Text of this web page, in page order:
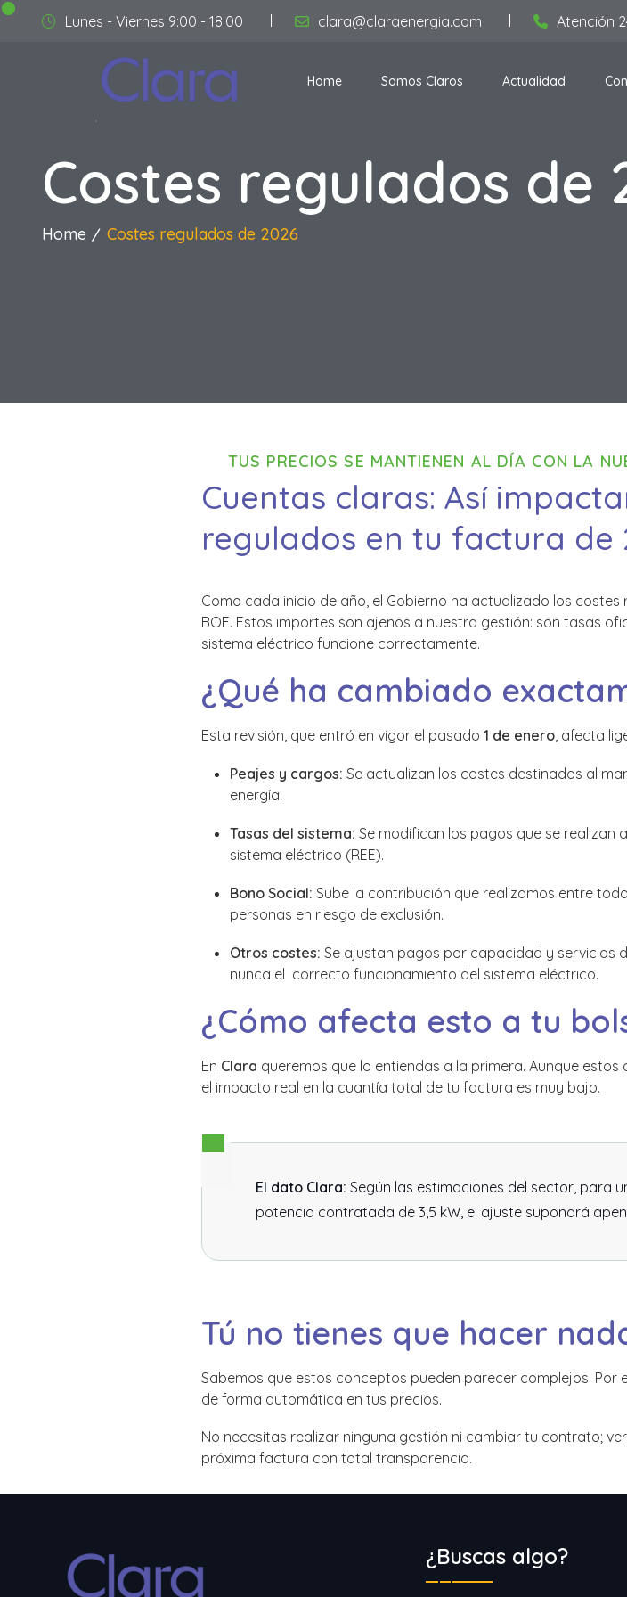
Lunes - Viernes 9:00 - 18:00 clara@claraenergia.com Atención
Home Somos Claros Actualidad
Costes regulados de
Home Costes regulados de 2026
TUS PRECIOS SE MANTIENEN AL DÍA CON LA
Cuentas claras: Así
regulados en tu factura de
Como cada inicio de año, el Gobierno ha actualizado los
BOE. Estos importes son ajenos a nuestra gestión: son tasas
sistema eléctrico funcione correctamente.
¿Qué ha cambiado
Esta revisión, que entró en vigor el pasado 1 de enero, afecta
Peajes y cargos: Se actualizan los costes destinados al
energía.
Tasas del sistema: Se modifican los pagos que se realizan
sistema eléctrico (REE).
Bono Social: Sube la contribución que realizamos entre
personas en riesgo de exclusión.
Otros costes: Se ajustan pagos por capacidad y servicios
nunca el correcto funcionamiento del sistema eléctrico.
¿Cómo afecta esto a tu
En Clara queremos que lo entiendas a la primera. Aunque
el impacto real en la cuantía total de tu factura es muy bajo.
El dato Clara: Según las estimaciones del sector, para
potencia contratada de 3,5 kW, el ajuste supondrá
Tú no tienes que hacer
Sabemos que estos conceptos pueden parecer complejos.
de forma automática en tus precios.
No necesitas realizar ninguna gestión ni cambiar tu contrato;
próxima factura con total transparencia.
¿Buscas algo?